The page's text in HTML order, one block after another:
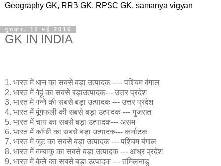
Geography GK, RRB GK, RPSC GK, samanya vigyan
गुरुवार, 12 मई 2016
GK IN INDIA
1. भारत में धान का सबसे बड़ा उत्पादक ---- पश्चिम बंगाल
2. भारत में गेहूं का सबसे बड़ाउत्पादक--- उत्तर प्रदेश
3. भारत में गन्ने की सबसे बड़ा उत्पादक --- उत्तर प्रदेश
4. भारत में मूंगफली की सबसे बड़ा उत्पादक --- गुजरात
5. भारत में चाय का सबसे बड़ा उत्पादक--- असम
6. भारत में कॉफी का सबसे बड़ा उत्पादक--- कर्नाटक
7. भारत में जूट का सबसे बड़ा उत्पादक --- पश्चिम बंगाल
8. भारत में तम्बाकू का सबसे बड़ा उत्पादक --- आंध्र प्रदेश
9. भारत में केले का सबसे बड़ा उत्पादक --- तमिलनाडु